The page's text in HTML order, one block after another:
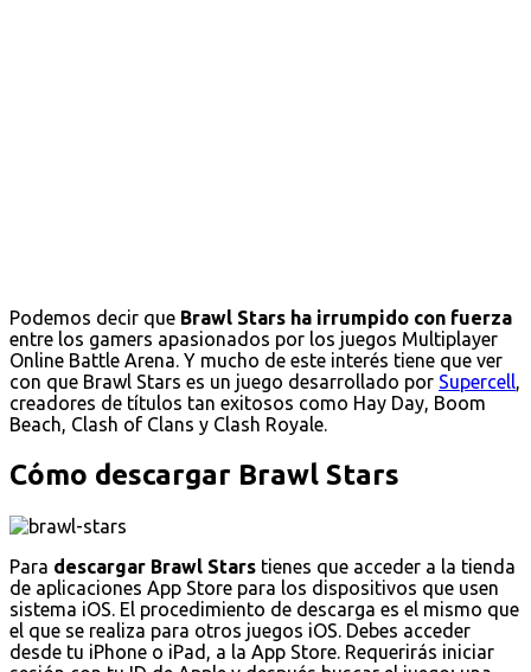
Podemos decir que Brawl Stars ha irrumpido con fuerza
entre los gamers apasionados por los juegos Multiplayer
Online Battle Arena. Y mucho de este interés tiene que ver
con que Brawl Stars es un juego desarrollado por Supercell,
creadores de títulos tan exitosos como Hay Day, Boom
Beach, Clash of Clans y Clash Royale.
Cómo descargar Brawl Stars
Para descargar Brawl Stars tienes que acceder a la tienda
de aplicaciones App Store para los dispositivos que usen
sistema iOS. El procedimiento de descarga es el mismo que
el que se realiza para otros juegos iOS. Debes acceder
desde tu iPhone o iPad, a la App Store. Requerirás iniciar